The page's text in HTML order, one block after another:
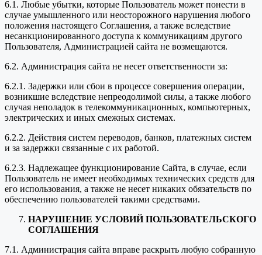
6.1. Любые убытки, которые Пользователь может понести в
случае умышленного или неосторожного нарушения любого
положения настоящего Соглашения, а также вследствие
несанкционированного доступа к коммуникациям другого
Пользователя, Администрацией сайта не возмещаются.
6.2. Администрация сайта не несет ответственности за:
6.2.1. Задержки или сбои в процессе совершения операции,
возникшие вследствие непреодолимой силы, а также любого
случая неполадок в телекоммуникационных, компьютерных,
электрических и иных смежных системах.
6.2.2. Действия систем переводов, банков, платежных систем
и за задержки связанные с их работой.
6.2.3. Надлежащее функционирование Сайта, в случае, если
Пользователь не имеет необходимых технических средств для
его использования, а также не несет никаких обязательств по
обеспечению пользователей такими средствами.
НАРУШЕНИЕ УСЛОВИЙ ПОЛЬЗОВАТЕЛЬСКОГО
СОГЛАШЕНИЯ
7.1. Администрация сайта вправе раскрыть любую собранную